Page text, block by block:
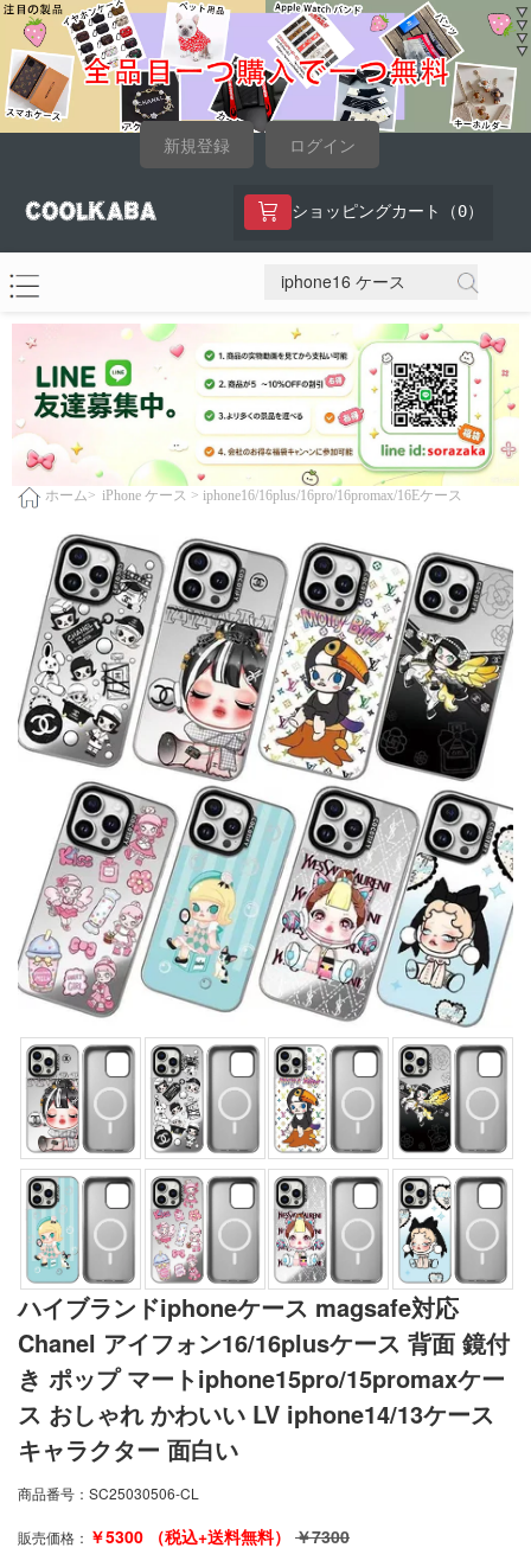
新規登録 ログイン
ショッピングカート（ 0）
ホーム> iPhone ケース > iphone16/16plus/16pro/16promax/16Eケース
ハイブランドiphoneケース magsafe対応
Chanel アイフォン16/16plusケース 背面 鏡付
き ポップ マートiphone15pro/15promaxケー
ス おしゃれ かわいい LV iphone14/13ケース
キャラクター 面白い
商品番号： SC25030506-CL
販売価格： ￥5300 （税込+送料無料） ￥7300